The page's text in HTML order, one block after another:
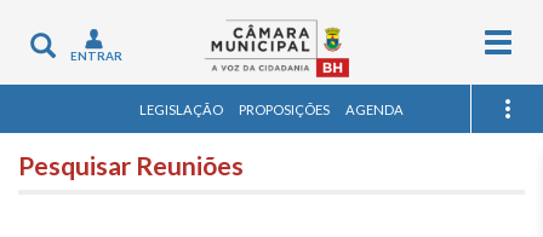
Toggle
navigation
ENTRAR
LEGISLAÇÃO PROPOSIÇÕES AGENDA
Pesquisar Reuniões